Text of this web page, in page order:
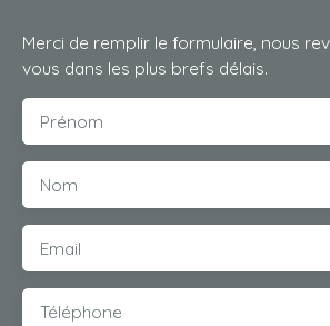
Merci de remplir le formulaire, nous
vous dans les plus brefs délais.
Prénom
Nom
Email
Téléphone